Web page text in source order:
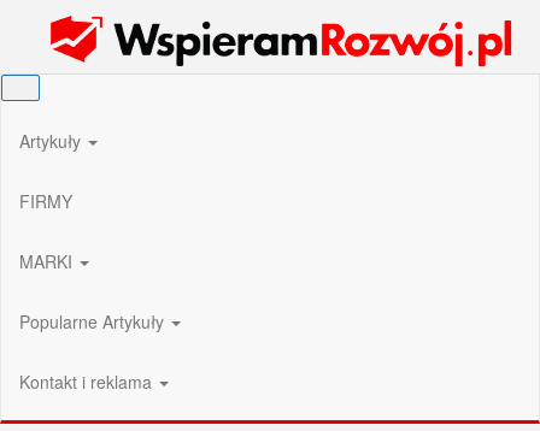
Wspieram Rozwój PL
Artykuły
FIRMY
MARKI
Popularne Artykuły
Kontakt i reklama